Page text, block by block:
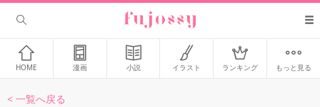
HOME 漫画 小説 イラスト ランキング もっと見る
< 一覧へ戻る